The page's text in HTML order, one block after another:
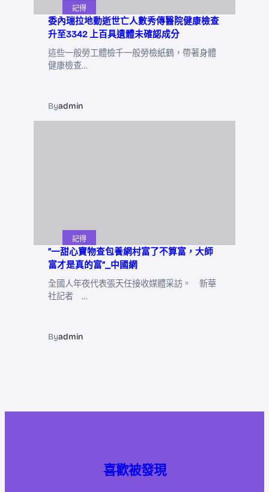
記得
委內瑞拉地動逝世亡人數秀傳醫院健康檢查
升至3342 上百具遺體未確認成分
這些一般勞工體檢千一般勞檢紙鶴，帶著身體
健康檢查…
Byadmin
記得
“一甜心寶物查包養網村富了不算富，大師
富才是真的富”_中國網
全國人年夜代表張天任接收媒體采訪。 新華
社記者 …
Byadmin
喜歡被發現